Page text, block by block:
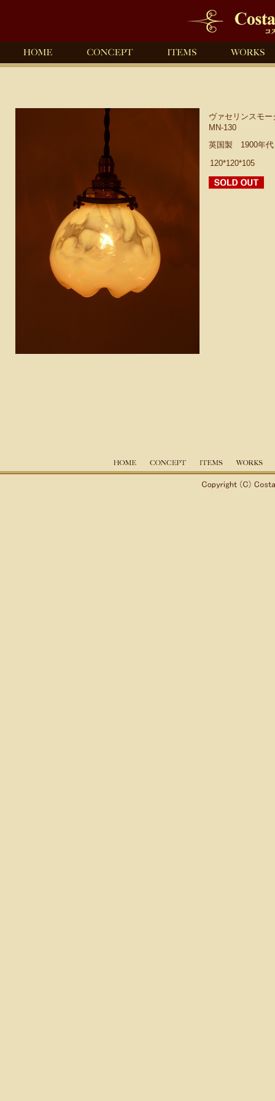
ヴァセリンスモ
MN-130
英国製 1900年
120*120*105